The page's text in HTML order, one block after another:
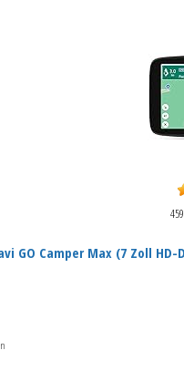
GO Camper Max (7 Zoll